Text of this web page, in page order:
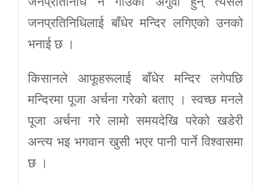
जनप्रतिनिधिलाई बाँधेर मन्दिर लगिएको उनको
भनाई छ ।
किसानले आफूहरूलाई बाँधेर मन्दिर लगेपछि
मन्दिरमा पूजा अर्चना गरेको बताए । स्वच्छ मनले
पूजा अर्चना गरे लामो समयदेखि परेको खडेरी
अन्त्य भइ भगवान खुसी भएर पानी पार्ने विश्वासमा
छ ।